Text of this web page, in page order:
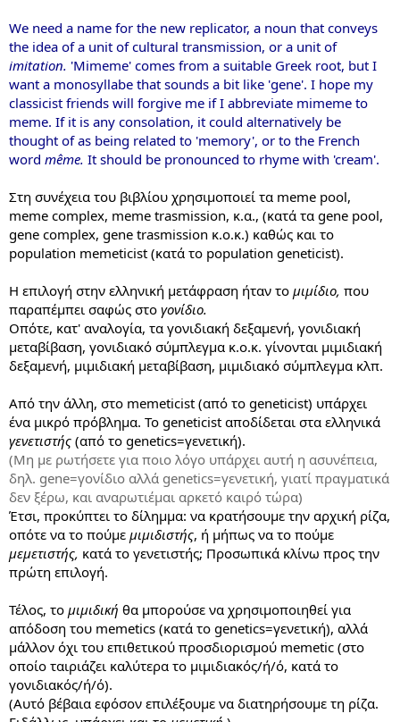
We need a name for the new replicator, a noun that conveys
the idea of a unit of cultural transmission, or a unit of
imitation. 'Mimeme' comes from a suitable Greek root, but I
want a monosyllabe that sounds a bit like 'gene'. I hope my
classicist friends will forgive me if I abbreviate mimeme to
meme. If it is any consolation, it could alternatively be
thought of as being related to 'memory', or to the French
word même. It should be pronounced to rhyme with 'cream'.
Στη συνέχεια του βιβλίου χρησιμοποιεί τα meme pool,
meme complex, meme trasmission, κ.α., (κατά τα gene pool,
gene complex, gene trasmission κ.ο.κ.) καθώς και το
population memeticist (κατά το population geneticist).
Η επιλογή στην ελληνική μετάφραση ήταν το μιμίδιο, που
παραπέμπει σαφώς στο γονίδιο.
Οπότε, κατ' αναλογία, τα γονιδιακή δεξαμενή, γονιδιακή
μεταβίβαση, γονιδιακό σύμπλεγμα κ.ο.κ. γίνονται μιμιδιακή
δεξαμενή, μιμιδιακή μεταβίβαση, μιμιδιακό σύμπλεγμα κλπ.
Από την άλλη, στο memeticist (από το geneticist) υπάρχει
ένα μικρό πρόβλημα. Το geneticist αποδίδεται στα ελληνικά
γενετιστής (από το genetics=γενετική).
(Μη με ρωτήσετε για ποιο λόγο υπάρχει αυτή η ασυνέπεια,
δηλ. gene=γονίδιο αλλά genetics=γενετική, γιατί πραγματικά
δεν ξέρω, και αναρωτιέμαι αρκετό καιρό τώρα)
Έτσι, προκύπτει το δίλημμα: να κρατήσουμε την αρχική ρίζα,
οπότε να το πούμε μιμιδιστής, ή μήπως να το πούμε
μεμετιστής, κατά το γενετιστής; Προσωπικά κλίνω προς την
πρώτη επιλογή.
Τέλος, το μιμιδική θα μπορούσε να χρησιμοποιηθεί για
απόδοση του memetics (κατά το genetics=γενετική), αλλά
μάλλον όχι του επιθετικού προσδιορισμού memetic (στο
οποίο ταιριάζει καλύτερα το μιμιδιακός/ή/ό, κατά το
γονιδιακός/ή/ό).
(Αυτό βέβαια εφόσον επιλέξουμε να διατηρήσουμε τη ρίζα.